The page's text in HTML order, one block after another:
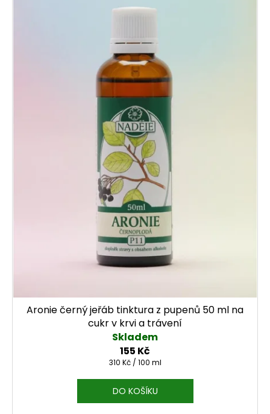
Aronie černý jeřáb tinktura z pupenů 50 ml na
cukr v krvi a trávení
Skladem
155 Kč
Měrná cena:
310 Kč / 100 ml
DO KOŠÍKU